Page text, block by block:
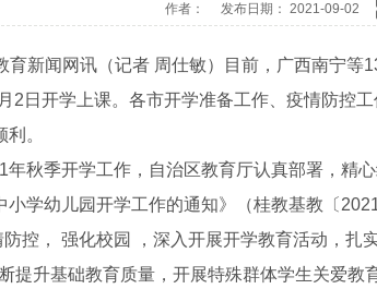
作者： 发布日期： 2021-09-02
育新闻网讯（记者 周仕敏）目前，广西南宁等
2日开学上课。各市开学准备工作、疫情防控
。
年秋季开学工作，自治区教育厅认真部署，精
小学幼儿园开学工作的通知》（桂教基教〔
控， 强化校园 ，深入开展开学教育活动，扎
提升基础教育质量，开展特殊群体学生关爱